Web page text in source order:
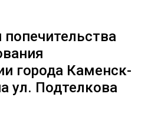
города Каменск-
ул. Подтелкова